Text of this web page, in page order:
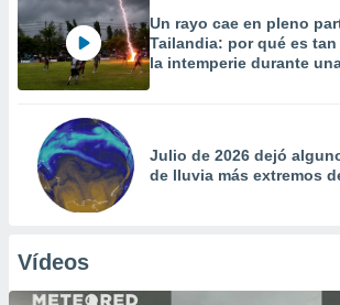
Un rayo cae en pleno
Tailandia: por qué es
la intemperie durante
Julio de 2026 dejó
de lluvia más extremos
Vídeos